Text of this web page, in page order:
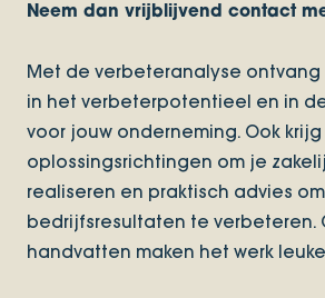
Neem dan vrijblijvend contact
Met de verbeteranalyse
in het verbeterpotentieel​ en in
voor jouw onderneming​. Ook
oplossingsrichtingen om je
realiseren​ en praktisch advies
bedrijfsresultaten te verbeteren.
handvatten maken het werk